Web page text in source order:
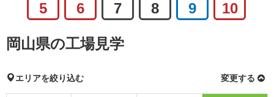
5 6 7 8 9 10
岡山県の工場見学
エリアを絞り込む 変更する